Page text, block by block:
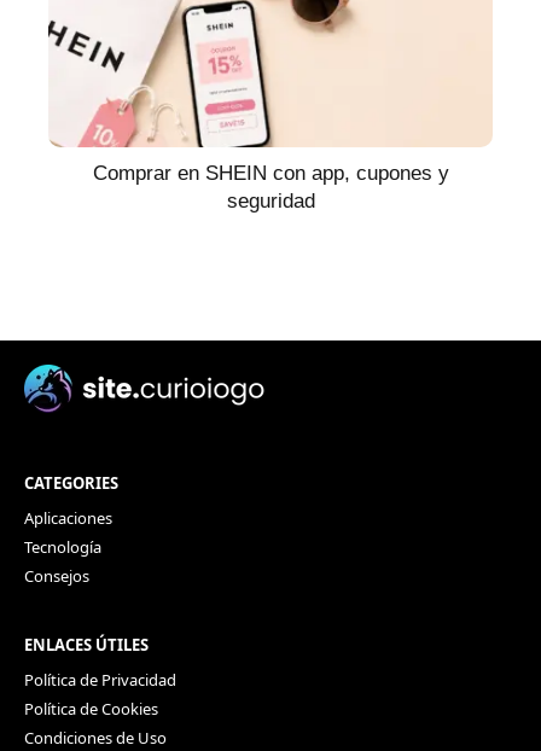
Comprar en SHEIN con app, cupones y
seguridad
CATEGORIES
Aplicaciones
Tecnología
Consejos
ENLACES ÚTILES
Política de Privacidad
Política de Cookies
Condiciones de Uso